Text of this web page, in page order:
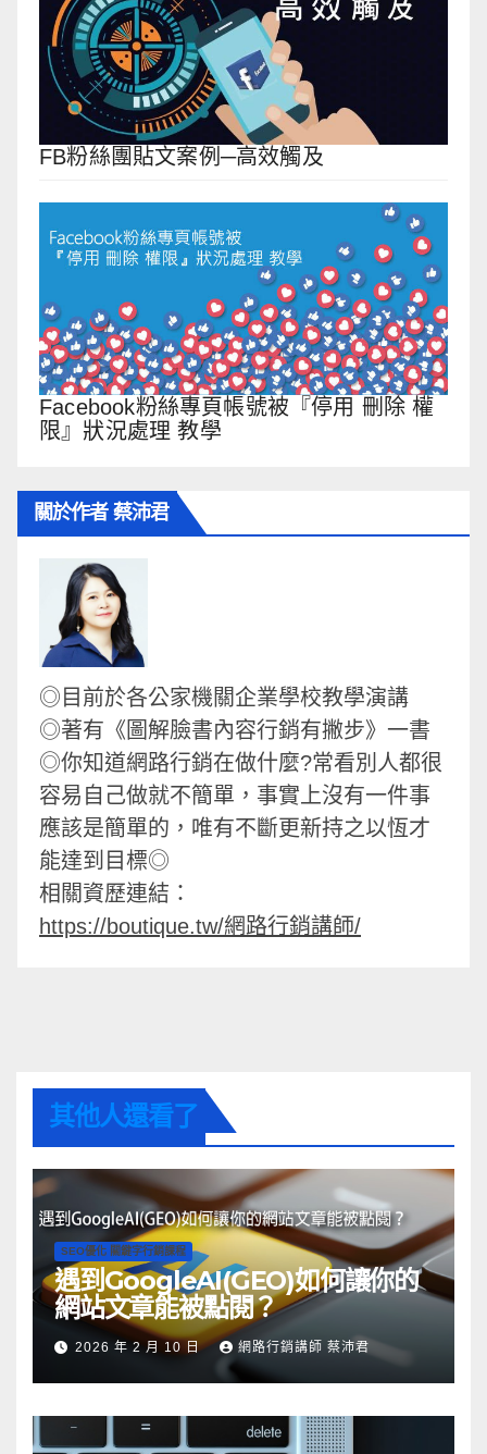
FB粉絲團貼文案例─高效觸及
Facebook粉絲專頁帳號被『停用 刪除 權
限』狀況處理 教學
關於作者 蔡沛君
◎目前於各公家機關企業學校教學演講
◎著有《圖解臉書內容行銷有撇步》一書
◎你知道網路行銷在做什麼?常看別人都很
容易自己做就不簡單，事實上沒有一件事
應該是簡單的，唯有不斷更新持之以恆才
能達到目標◎
相關資歷連結：
https://boutique.tw/網路行銷講師/
其他人還看了
SEO優化 關鍵字行銷課程
遇到GoogleAI(GEO)如何讓你的
網站文章能被點閱？
2026 年 2 月 10 日 網路行銷講師 蔡沛君